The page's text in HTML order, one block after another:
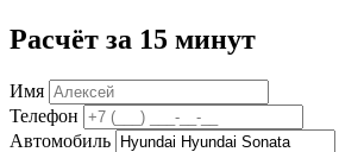
Расчёт за 15 минут
Имя
Телефон
Автомобиль